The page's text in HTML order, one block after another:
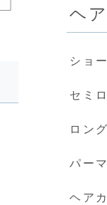
ヘ
ショ
セミ
ロン
パー
ヘア